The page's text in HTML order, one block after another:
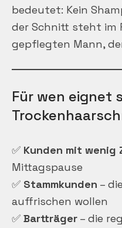
bedeutet: Kein
der Schnitt steht im
gepflegten Mann,
Für wen eignet
✅ Kunden mit wenig
Mittagspause
✅ Stammkunden –
auffrischen wollen
✅ Bartträger – die